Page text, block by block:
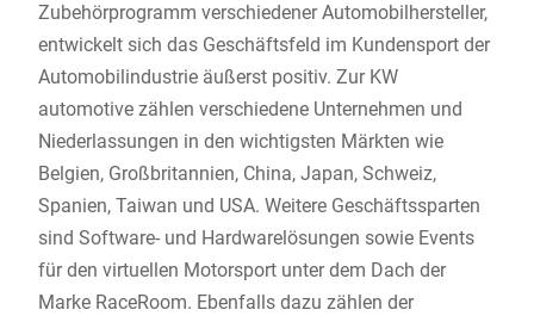
Zubehörprogramm verschiedener Automobilhersteller,
entwickelt sich das Geschäftsfeld im Kundensport der
Automobilindustrie äußerst positiv. Zur KW
automotive zählen verschiedene Unternehmen und
Niederlassungen in den wichtigsten Märkten wie
Belgien, Großbritannien, China, Japan, Schweiz,
Spanien, Taiwan und USA. Weitere Geschäftssparten
sind Software- und Hardwarelösungen sowie Events
für den virtuellen Motorsport unter dem Dach der
Marke RaceRoom. Ebenfalls dazu zählen der